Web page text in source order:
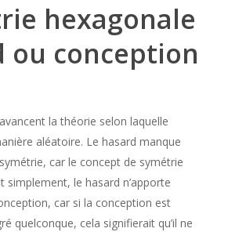
hexagonale
ou conception
la théorie selon laquelle
aléatoire. Le hasard manque
car le concept de symétrie
simplement, le hasard n’apporte
car si la conception est
quelconque, cela signifierait qu’il ne